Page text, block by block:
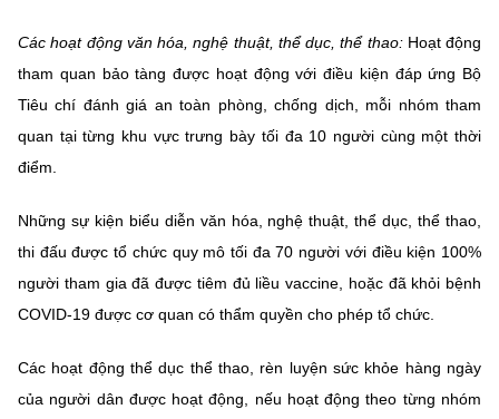
Các hoạt động văn hóa, nghệ thuật, thể dục, thể thao:Hoạt động
tham quan bảo tàng được hoạt động với điều kiện đáp ứng Bộ
Tiêu chí đánh giá an toàn phòng, chống dịch, mỗi nhóm tham
quan tại từng khu vực trưng bày tối đa 10 người cùng một thời
điểm.
Những sự kiện biểu diễn văn hóa, nghệ thuật, thể dục, thể thao,
thi đấu được tổ chức quy mô tối đa 70 người với điều kiện 100%
người tham gia đã được tiêm đủ liều vaccine, hoặc đã khỏi bệnh
COVID-19 được cơ quan có thẩm quyền cho phép tổ chức.
Các hoạt động thể dục thể thao, rèn luyện sức khỏe hàng ngày
của người dân được hoạt động, nếu hoạt động theo từng nhóm